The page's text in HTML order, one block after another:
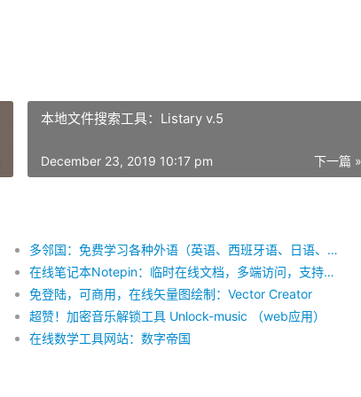
本地文件搜索工具：Listary v.5
下一篇 »
December 23, 2019 10:17 pm
多邻国：免费学习各种外语（英语、西班牙语、日语、韩语、德语、法语……）
在线笔记本Notepin：临时在线文档，多端访问，支持加密
免登陆，可商用，在线矢量图绘制：Vector Creator
超赞！加密音乐解锁工具 Unlock-music （web应用）
在线数学工具网站：数字帝国